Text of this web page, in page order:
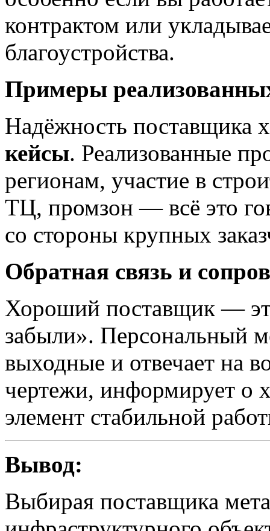
контрактом или
благоустройства.
Примеры
Надёжность поставщика
кейсы. Реализованные
регионам, участие в
ТЦ, промзон — всё это
со стороны крупных
Обратная связь и
Хороший поставщик —
забыли». Персональный
выходные и отвечает на
чертежи, информирует о
элемент стабильной
Вывод:
Выбирая поставщика